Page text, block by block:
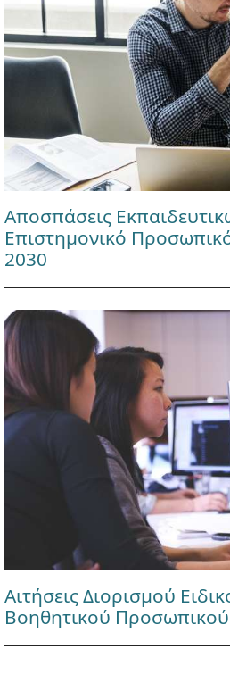
Αποσπάσεις
Επιστημονικό
2030
Αιτήσεις Διορισμού
Βοηθητικού